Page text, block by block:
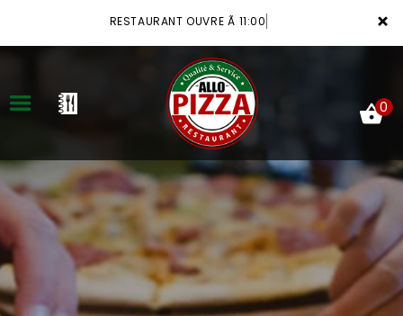
×
RESTAURANT OUVRE Ã 11:00
ACCUEIL
LA CARTE
0